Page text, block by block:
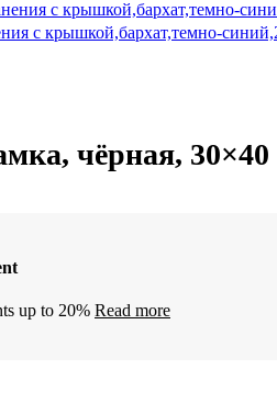
с крышкой,бархат,темно-
чёрная, 30×40
up to 20% Read more